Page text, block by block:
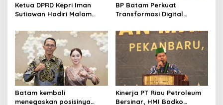
Ketua DPRD Kepri Iman
Sutiawan Hadiri Malam
Perkuat Ukhuwah dan
Semangat Persatuan
BP Batam Perkuat
Transformasi Digital
Super Apps
Batam kembali
menegaskan posisinya
Kinerja PT Riau Petroleum
Bersinar, HMI Badko